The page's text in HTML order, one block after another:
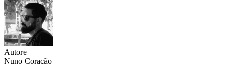
Autore
Nuno Coração